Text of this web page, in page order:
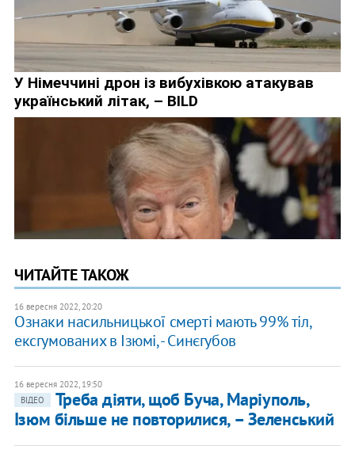
ЧИТАЙТЕ ТАКОЖ
16 вересня 2022, 20:20
Ознаки насильницької смерті мають 99% тіл,
ексгумованих в Ізюмі, - Синєгубов
16 вересня 2022, 19:50
ВІДЕО
Треба діяти, щоб Буча, Маріуполь,
Ізюм більше не повторилися, – Зеленський